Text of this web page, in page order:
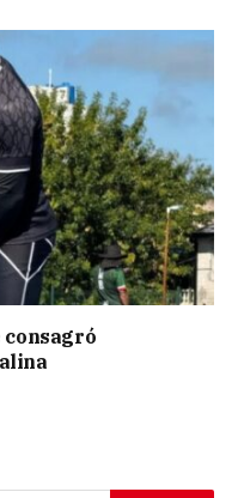
consagró